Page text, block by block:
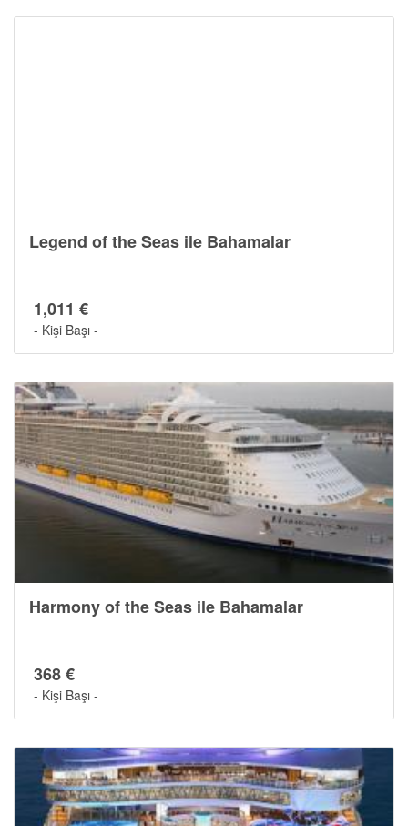
Legend of the Seas ile Bahamalar
1,011 €
- Kişi Başı -
Harmony of the Seas ile Bahamalar
368 €
- Kişi Başı -